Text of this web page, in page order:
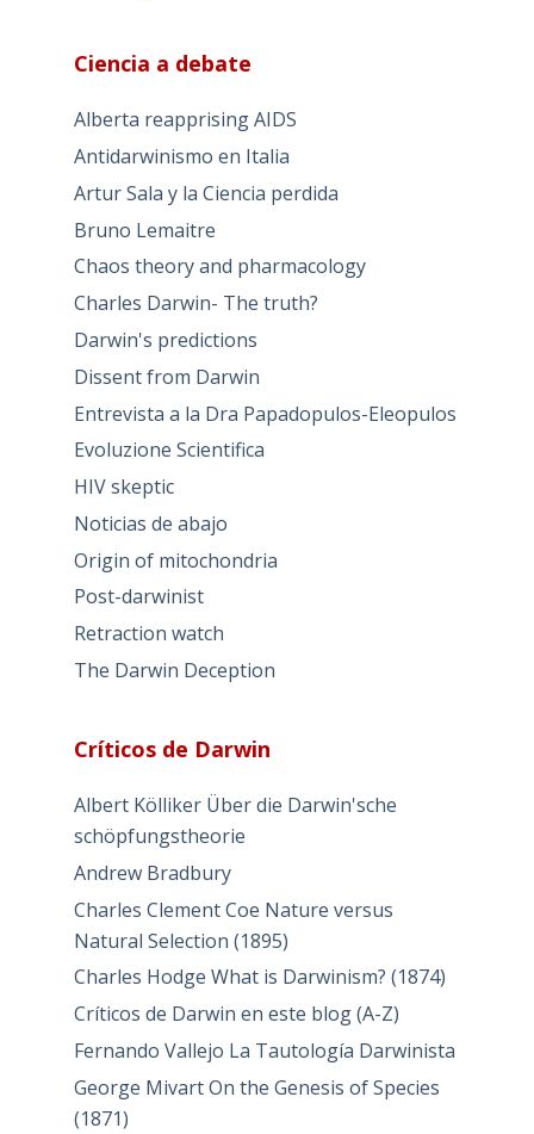
Ciencia a debate
Alberta reapprising AIDS
Antidarwinismo en Italia
Artur Sala y la Ciencia perdida
Bruno Lemaitre
Chaos theory and pharmacology
Charles Darwin- The truth?
Darwin's predictions
Dissent from Darwin
Entrevista a la Dra Papadopulos-Eleopulos
Evoluzione Scientifica
HIV skeptic
Noticias de abajo
Origin of mitochondria
Post-darwinist
Retraction watch
The Darwin Deception
Críticos de Darwin
Albert Kölliker Über die Darwin'sche
schöpfungstheorie
Andrew Bradbury
Charles Clement Coe Nature versus
Natural Selection (1895)
Charles Hodge What is Darwinism? (1874)
Críticos de Darwin en este blog (A-Z)
Fernando Vallejo La Tautología Darwinista
George Mivart On the Genesis of Species
(1871)